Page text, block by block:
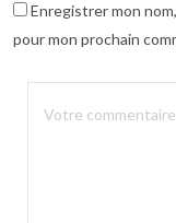
Enregistrer mon
pour mon prochain